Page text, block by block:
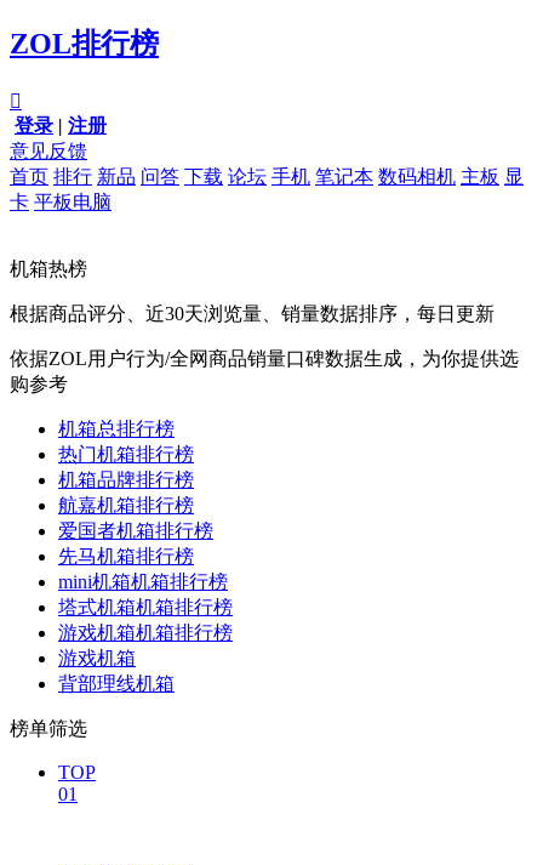
ZOL排行榜

登录 | 注册
意见反馈
首页 排行 新品 问答 下载 论坛 手机 笔记本 数码相机 主板 显
卡 平板电脑
机箱热榜
根据商品评分、近30天浏览量、销量数据排序，每日更新
依据ZOL用户行为/全网商品销量口碑数据生成，为你提供选
购参考
机箱总排行榜
热门机箱排行榜
机箱品牌排行榜
航嘉机箱排行榜
爱国者机箱排行榜
先马机箱排行榜
mini机箱机箱排行榜
塔式机箱机箱排行榜
游戏机箱机箱排行榜
游戏机箱
背部理线机箱
榜单筛选
TOP
01